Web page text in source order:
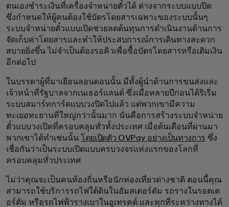
ตนเองชำระเงินที่เครื่องจำหน่ายตั๋วได้ ต่างจากระบบแบบปิด
ซึ่งกำหนดให้ผู้คนต้องใช้บัตรโดยสารเฉพาะของระบบนั้นๆ
ระบบจำหน่ายตั๋วแบบเปิดช่วยลดต้นทุนการดำเนินงานด้านการ
จัดเก็บค่าโดยสารและทำให้ประสบการณ์การเดินทางสะดวก
สบายยิ่งขึ้น ไม่จำเป็นต้องรอคิวเพื่อซื้อบัตรโดยสารหรือเติมเงิน
อีกต่อไป
ในบรรดาผู้ที่มาเยือนลอนดอนนั้น มีทั้งผู้นำด้านการขนส่งและ
เจ้าหน้าที่รัฐบาลจากเนเธอร์แลนด์ ซึ่งเมื่อหลายปีก่อนได้ริเริ่ม
ระบบสมาร์ทการ์ดแบบวงปิดไปแล้ว แต่พวกเขามีความ
ทะเยอทะยานที่ใหญ่กว่านั้นมาก นั่นคือการสร้างระบบจำหน่าย
ตั๋วแบบวงเปิดที่ครอบคลุมทั่วทั้งประเทศ เมื่อต้นเดือนที่ผ่านมา
พวกเขาได้ทำเช่นนั้น โดยเปิดตัว OVPay อย่างเป็นทางการ ซึ่ง
เชื่อกันว่าเป็นระบบเปิดแบบครบวงจรแห่งแรกของโลกที่
ครอบคลุมทั่วประเทศ
ไม่ว่าคุณจะเป็นคนท้องถิ่นหรือนักท่องเที่ยวต่างชาติ ตอนนี้คุณ
สามารถใช้บริการรถไฟใต้ดินในอัมสเตอร์ดัม รถรางในรอตเต
อร์ดัม หรือรถไฟฟ้ารางเบาในอูเทรคต์ และทุกที่ระหว่างทางได้